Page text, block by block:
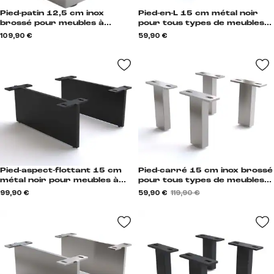
Pied-patin 12,5 cm inox
brossé pour meubles à
caisson de profondeur 45 cm
109,90 €
Pied-en-L 15 cm métal noir
pour tous types de meubles
(set de 4) L-Form
59,90 €
Pied-aspect-flottant 15 cm
métal noir pour meubles à
caisson de profondeur 40 cm
99,90 €
Pied-carré 15 cm inox brossé
pour tous types de meubles
(set de 4) Vierkant
59,90 € 119,90 €